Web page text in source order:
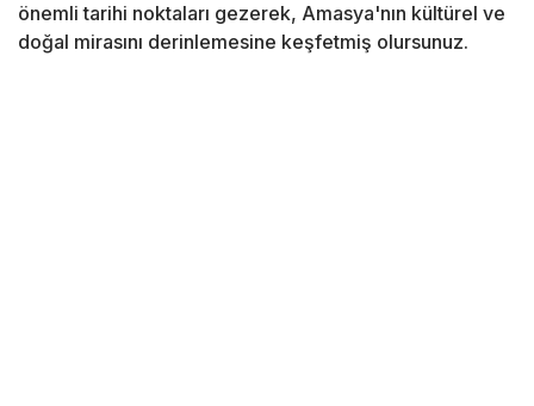
önemli tarihi noktaları gezerek, Amasya'nın kültürel ve
doğal mirasını derinlemesine keşfetmiş olursunuz.